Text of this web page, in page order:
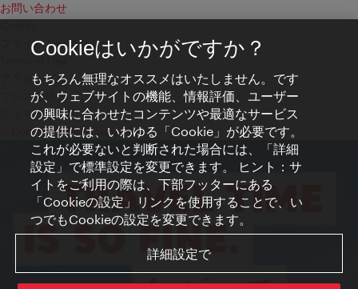
お問い合わせ
プライバシーポリシー
アクセシビリティ
プレス連絡先
クッキーの設定
© Copyright WienTourismus
Cookieはいかがですか？
もちろん無理なオススメはいたしません。です
が、ウェブサイトの機能、情報評価、ユーザー
の興味に合わせたコンテンツや最適なサービス
の提供には、いわゆる「Cookie」が必要です。
これが必要ないと判断された場合には、「詳細
設定」で標準設定を変更できます。 ヒント：サ
イトをご利用の際は、下部フッターにある
「Cookieの設定」リンクを使用することで、い
つでもCookieの設定を変更できます。
詳細設定で